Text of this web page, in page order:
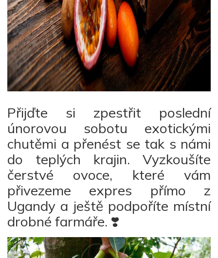
Přijďte si zpestřit poslední
únorovou sobotu exotickými
chutěmi a přenést se tak s námi
do teplých krajin. Vyzkoušíte
čerstvé ovoce, které vám
přivezeme expres přímo z
Ugandy a ještě podpoříte místní
drobné farmáře. ❣️